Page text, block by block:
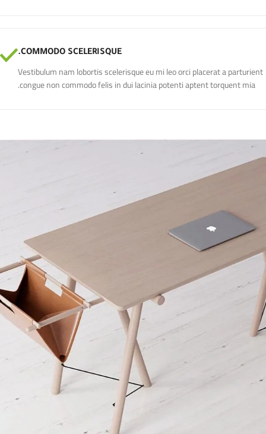
COMMODO SCELERISQUE.
Vestibulum nam lobortis scelerisque eu mi leo orci placerat a parturient
congue non commodo felis in dui lacinia potenti aptent torquent mia.